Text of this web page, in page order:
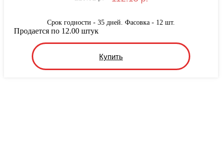
Срок годности - 35 дней. Фасовка - 12 шт.
Купить
Продается по 12.00 штук